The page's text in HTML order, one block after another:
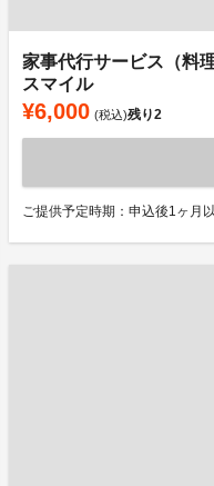
家事代行サービス（料
スマイル
¥6,000 (税込)残り2
ご提供予定時期：申込後1ヶ月